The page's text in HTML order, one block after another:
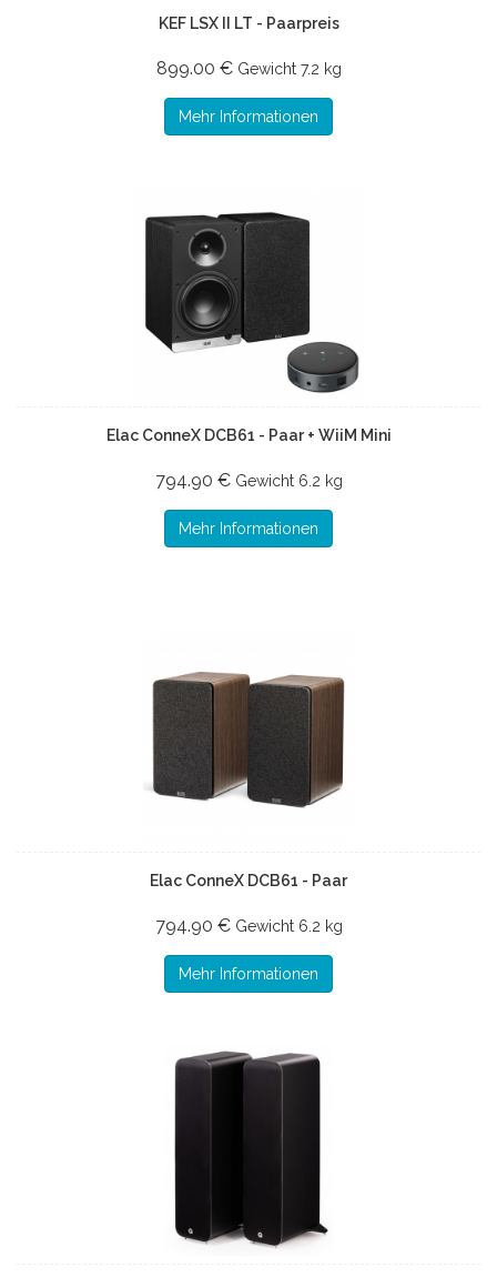
KEF LSX II LT - Paarpreis
899.00 € Gewicht 7.2 kg
Mehr Informationen
Elac ConneX DCB61 - Paar + WiiM Mini
794.90 € Gewicht 6.2 kg
Mehr Informationen
Elac ConneX DCB61 - Paar
794.90 € Gewicht 6.2 kg
Mehr Informationen